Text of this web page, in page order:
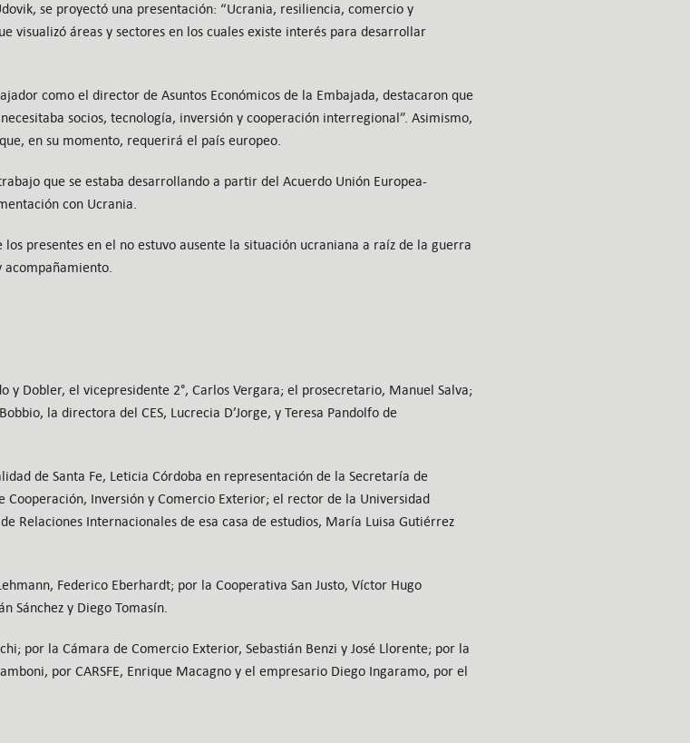
se proyectó una presentación: “Ucrania, resiliencia, comercio y
visualizó áreas y sectores en los cuales existe interés para desarrollar
como el director de Asuntos Económicos de la Embajada, destacaron que
socios, tecnología, inversión y cooperación interregional”. Asimismo,
en su momento, requerirá el país europeo.
que se estaba desarrollando a partir del Acuerdo Unión Europea-
con Ucrania.
presentes en el no estuvo ausente la situación ucraniana a raíz de la guerra
y Dobler, el vicepresidente 2°, Carlos Vergara; el prosecretario, Manuel Salva;
la directora del CES, Lucrecia D’Jorge, y Teresa Pandolfo de
de Santa Fe, Leticia Córdoba en representación de la Secretaría de
Cooperación, Inversión y Comercio Exterior; el rector de la Universidad
Relaciones Internacionales de esa casa de estudios, María Luisa Gutiérrez
Federico Eberhardt; por la Cooperativa San Justo, Víctor Hugo
Sánchez y Diego Tomasín.
por la Cámara de Comercio Exterior, Sebastián Benzi y José Llorente; por la
por CARSFE, Enrique Macagno y el empresario Diego Ingaramo, por el